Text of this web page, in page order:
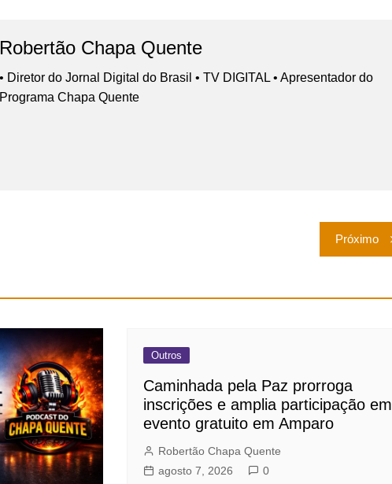
Robertão Chapa Quente
• Diretor do Jornal Digital do Brasil • TV DIGITAL • Apresentador do
Programa Chapa Quente
Próximo
Outros
Caminhada pela Paz prorroga
inscrições e amplia participação em
evento gratuito em Amparo
Robertão Chapa Quente
agosto 7, 2026
0